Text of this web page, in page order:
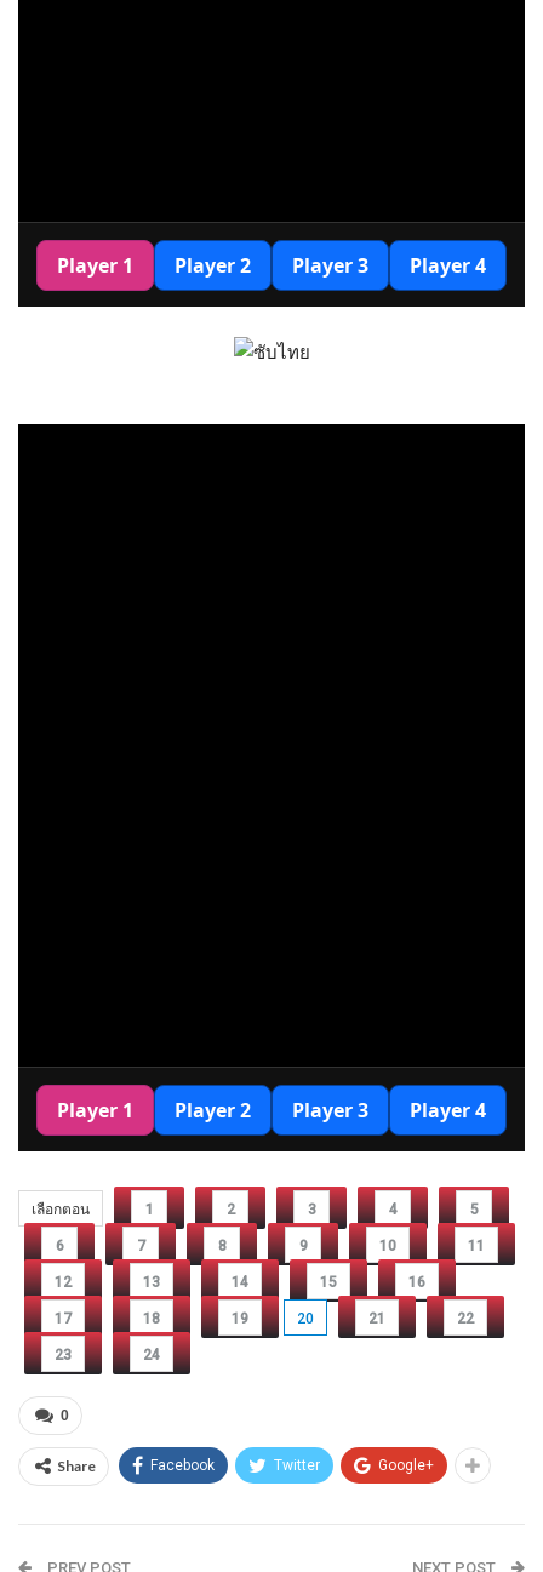
เลือกตอน 1 2 3 4 5
6 7 8 9 10 11
12 13 14 15 16
17 18 19 20 21 22
23 24
0
Share Facebook Twitter Google+
PREV POST NEXT POST